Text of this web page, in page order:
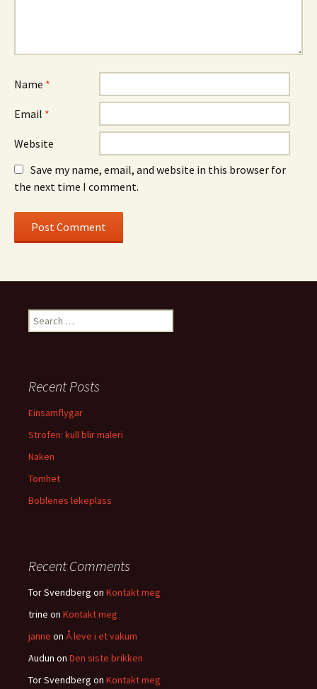
Name *
Email *
Website
Save my name, email, and website in this browser for
the next time I comment.
e
h
o
r
Recent Posts
Einsamflygar
Strofen: kull blir maleri
Naken
Tomhet
Boblenes lekeplass
Recent Comments
Tor Svendberg on Kontakt meg
trine on Kontakt meg
janne on Å leve i et vakum
Audun on Den siste brikken
Tor Svendberg on Kontakt meg